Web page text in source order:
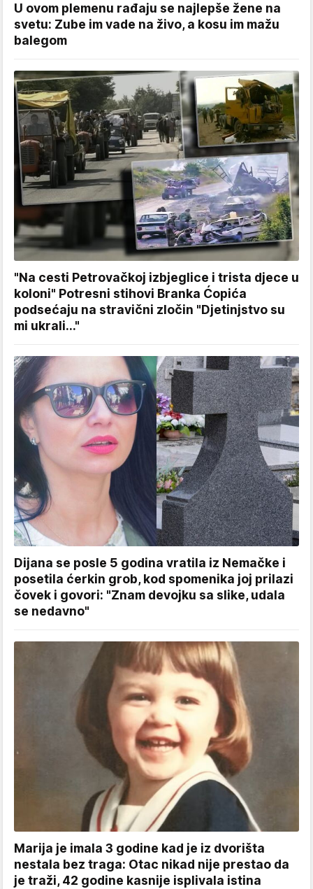
U ovom plemenu rađaju se najlepše žene na
svetu: Zube im vade na živo, a kosu im mažu
balegom
"Na cesti Petrovačkoj izbjeglice i trista djece u
koloni" Potresni stihovi Branka Ćopića
podsećaju na stravični zločin "Djetinjstvo su
mi ukrali..."
Dijana se posle 5 godina vratila iz Nemačke i
posetila ćerkin grob, kod spomenika joj prilazi
čovek i govori: "Znam devojku sa slike, udala
se nedavno"
Marija je imala 3 godine kad je iz dvorišta
nestala bez traga: Otac nikad nije prestao da
je traži, 42 godine kasnije isplivala istina